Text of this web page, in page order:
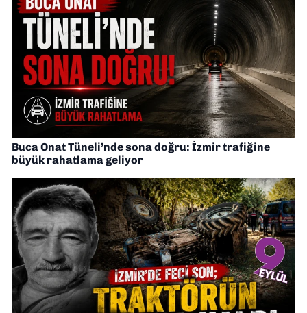
Buca Onat Tüneli’nde sona doğru: İzmir trafiğine
büyük rahatlama geliyor